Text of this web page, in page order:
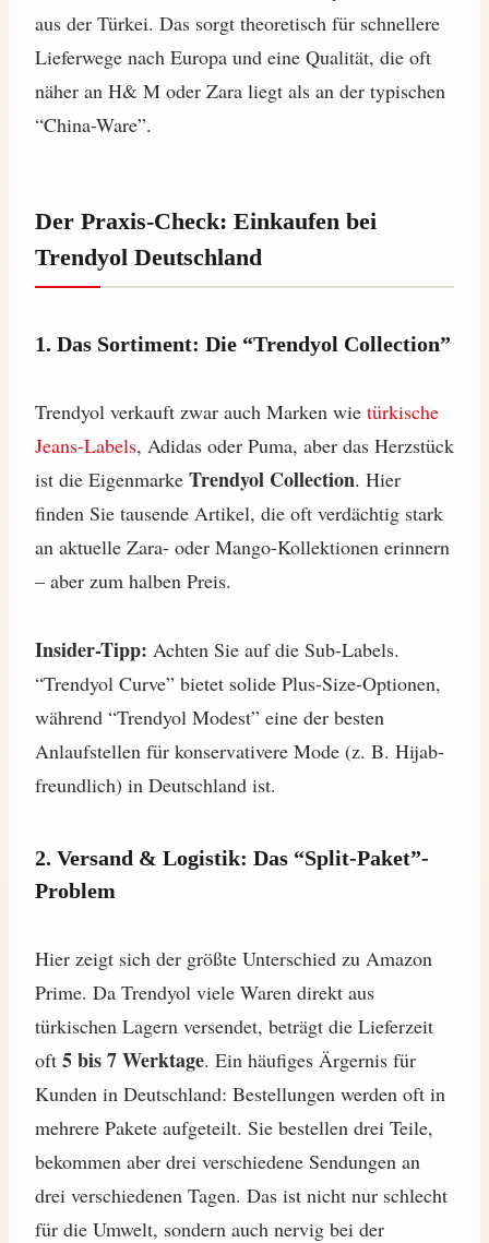
aus der Türkei. Das sorgt theoretisch für schnellere
Lieferwege nach Europa und eine Qualität, die oft
näher an H& M oder Zara liegt als an der typischen
“China-Ware”.
Der Praxis-Check: Einkaufen bei
Trendyol Deutschland
1. Das Sortiment: Die “Trendyol Collection”
Trendyol verkauft zwar auch Marken wie türkische
Jeans-Labels, Adidas oder Puma, aber das Herzstück
ist die Eigenmarke Trendyol Collection. Hier
finden Sie tausende Artikel, die oft verdächtig stark
an aktuelle Zara- oder Mango-Kollektionen erinnern
– aber zum halben Preis.
Insider-Tipp: Achten Sie auf die Sub-Labels.
“Trendyol Curve” bietet solide Plus-Size-Optionen,
während “Trendyol Modest” eine der besten
Anlaufstellen für konservativere Mode (z. B. Hijab-
freundlich) in Deutschland ist.
2. Versand & Logistik: Das “Split-Paket”-
Problem
Hier zeigt sich der größte Unterschied zu Amazon
Prime. Da Trendyol viele Waren direkt aus
türkischen Lagern versendet, beträgt die Lieferzeit
oft 5 bis 7 Werktage. Ein häufiges Ärgernis für
Kunden in Deutschland: Bestellungen werden oft in
mehrere Pakete aufgeteilt. Sie bestellen drei Teile,
bekommen aber drei verschiedene Sendungen an
drei verschiedenen Tagen. Das ist nicht nur schlecht
für die Umwelt, sondern auch nervig bei der